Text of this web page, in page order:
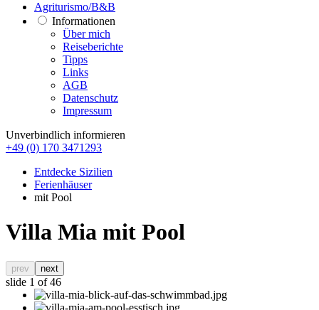
Agriturismo/B&B
Informationen
Über mich
Reiseberichte
Tipps
Links
AGB
Datenschutz
Impressum
Unverbindlich informieren
+49 (0) 170 3471293
Entdecke Sizilien
Ferienhäuser
mit Pool
Villa Mia mit Pool
prev next
slide 1 of 46